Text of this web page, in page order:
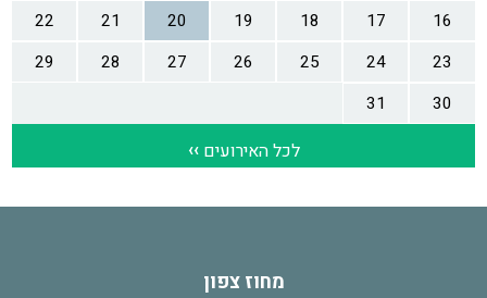
מחוז צפון